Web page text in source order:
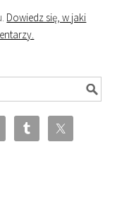
Dowiedz się, w jaki